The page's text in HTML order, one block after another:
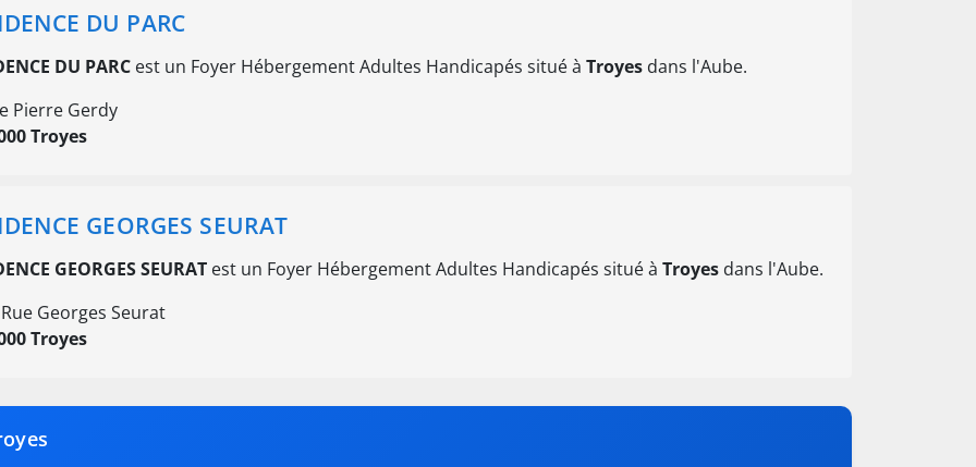
DU PARC
DU PARC est un Foyer Hébergement Adultes Handicapés situé à Troyes dans l'Aube.
Pierre Gerdy
Troyes
GEORGES SEURAT
GEORGES SEURAT est un Foyer Hébergement Adultes Handicapés situé à Troyes dans l'Aube.
Georges Seurat
Troyes